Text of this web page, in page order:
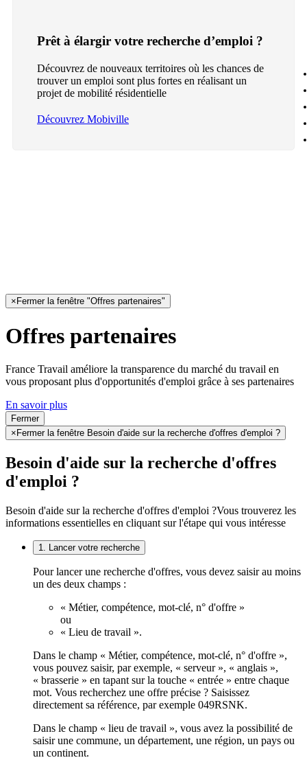
Prêt à élargir votre recherche d’emploi ?
Découvrez de nouveaux territoires où les chances de
trouver un emploi sont plus fortes en réalisant un
projet de mobilité résidentielle
Découvrez Mobiville
× Fermer la fenêtre "Offres partenaires"
Offres partenaires
France Travail améliore la transparence du marché du travail en
vous proposant plus d'opportunités d'emploi grâce à ses partenaires
En savoir plus
Fermer
× Fermer la fenêtre Besoin d'aide sur la recherche d'offres d'emploi ?
Besoin d'aide sur la recherche d'offres
d'emploi ?
Besoin d'aide sur la recherche d'offres d'emploi ?Vous trouverez les
informations essentielles en cliquant sur l'étape qui vous intéresse
1. Lancer votre recherche
Pour lancer une recherche d'offres, vous devez saisir au moins
un des deux champs :
« Métier, compétence, mot-clé, n° d'offre »
ou
« Lieu de travail ».
Dans le champ « Métier, compétence, mot-clé, n° d'offre »,
vous pouvez saisir, par exemple, « serveur », « anglais »,
« brasserie » en tapant sur la touche « entrée » entre chaque
mot. Vous recherchez une offre précise ? Saisissez
directement sa référence, par exemple 049RSNK.
Dans le champ « lieu de travail », vous avez la possibilité de
saisir une commune, un département, une région, un pays ou
un continent.